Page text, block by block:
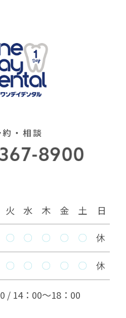
中を長期的に安定させ
ト！！
ガクガクなるの
のインビザラインゴ
りとは～
約・相談
火 水 木 金 土 日
〇 〇 〇 〇 〇 休
〇 〇 〇 〇 〇 休
/ 14：00～18：00